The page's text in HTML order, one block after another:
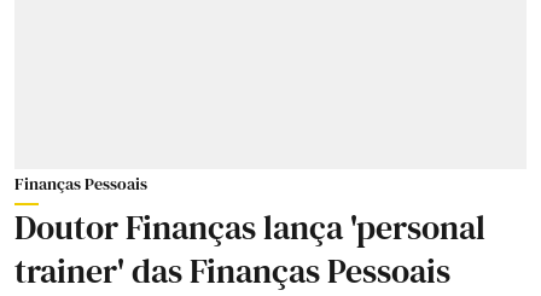
Finanças Pessoais
Doutor Finanças lança 'personal
trainer' das Finanças Pessoais